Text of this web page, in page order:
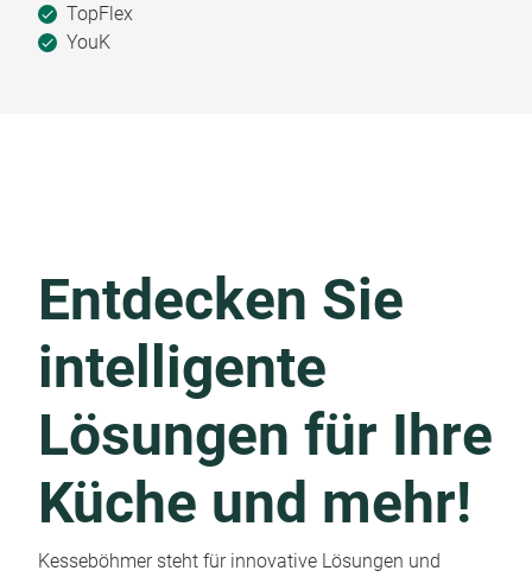
TopFlex
YouK
Entdecken Sie
intelligente
Lösungen für Ihre
Küche und mehr!
Kesseböhmer steht für innovative Lösungen und